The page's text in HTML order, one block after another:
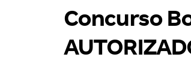
Concurso